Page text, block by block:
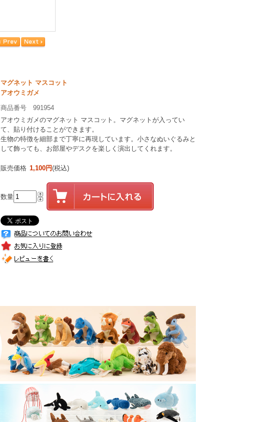
マグネット マスコット
アオウミガメ
商品番号 991954
アオウミガメのマグネット マスコット。マグネットが入ってい
て、貼り付けることができます。
生物の特徴を細部まで丁寧に再現しています。小さなぬいぐるみと
して飾っても、お部屋やデスクを楽しく演出してくれます。
販売価格 1,100円(税込)
数量